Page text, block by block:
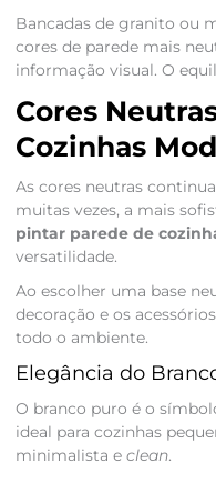
Bancadas de granito ou
cores de parede mais
informação visual. O
Cores
Cozinhas
As cores neutras
muitas vezes, a mais
pintar parede de
versatilidade.
Ao escolher uma base
decoração e os
todo o ambiente.
Elegância do
O branco puro é o
ideal para cozinhas
minimalista e clean.